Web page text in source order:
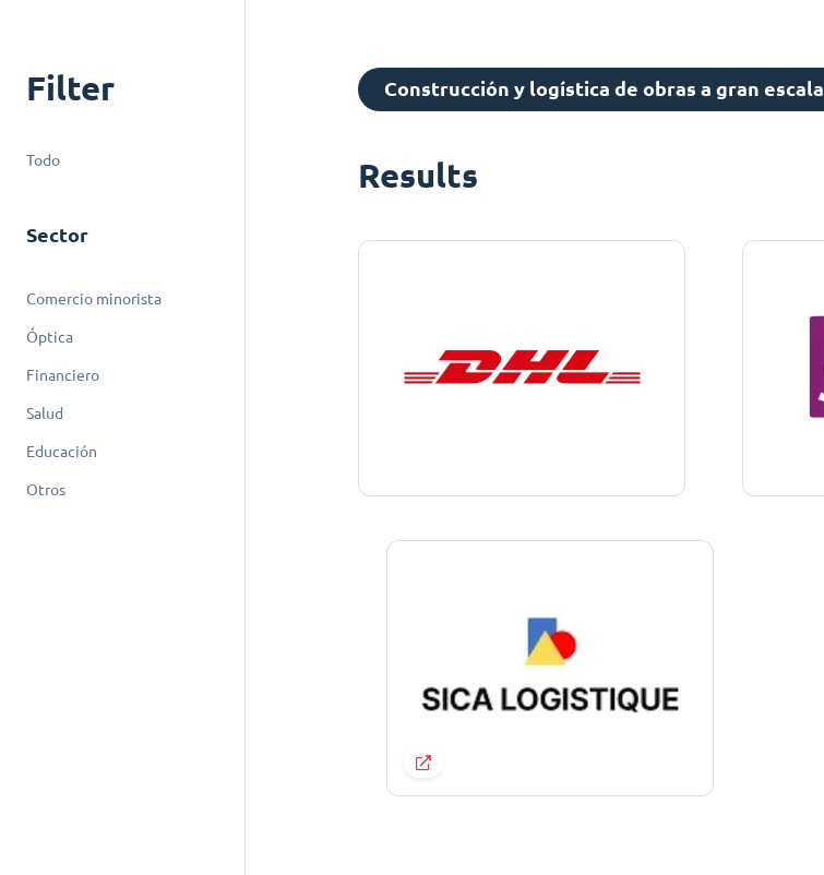
Filter
Todo
Sector
Comercio minorista
Óptica
Financiero
Salud
Educación
Otros
Construcción y logística de obras a gran escala
Results